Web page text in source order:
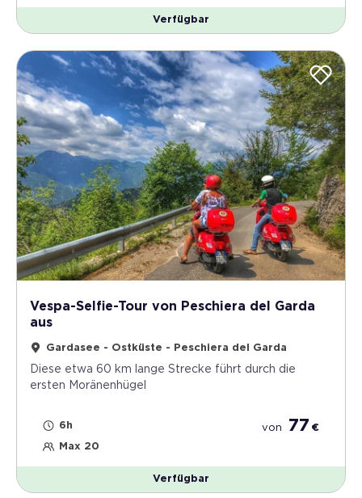
Verfügbar
Vespa-Selfie-Tour von Peschiera del Garda
aus
Gardasee - Ostküste - Peschiera del Garda
Diese etwa 60 km lange Strecke führt durch die
ersten Moränenhügel
6h
Max 20
von 77 €
Verfügbar